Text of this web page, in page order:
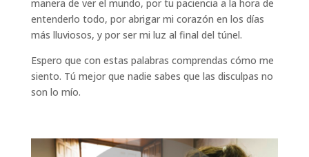
manera de ver el mundo, por tu paciencia a la hora de
entenderlo todo, por abrigar mi corazón en los días
más lluviosos, y por ser mi luz al final del túnel.
Espero que con estas palabras comprendas cómo me
siento. Tú mejor que nadie sabes que las disculpas no
son lo mío.